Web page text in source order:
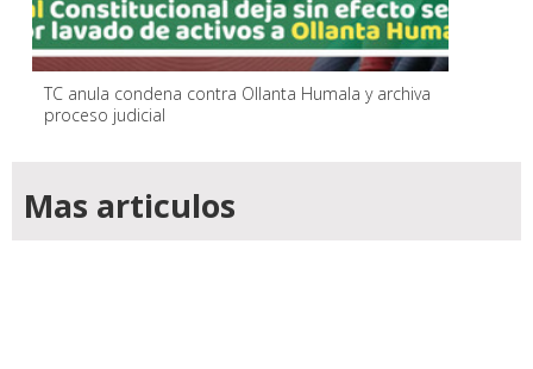
TC anula condena contra Ollanta Humala y archiva
proceso judicial
Mas articulos